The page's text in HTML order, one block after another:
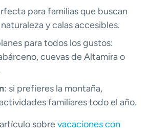
para familias que buscan
y calas accesibles.
para todos los gustos:
cuevas de Altamira o
: si prefieres la montaña,
familiares todo el año.
sobrevacaciones con